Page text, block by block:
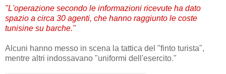
"L'operazione secondo le informazioni ricevute ha dato
spazio a circa 30 agenti, che hanno raggiunto le coste
tunisine su barche."
Alcuni hanno messo in scena la tattica del "finto turista",
mentre altri indossavano "uniformi dell'esercito."